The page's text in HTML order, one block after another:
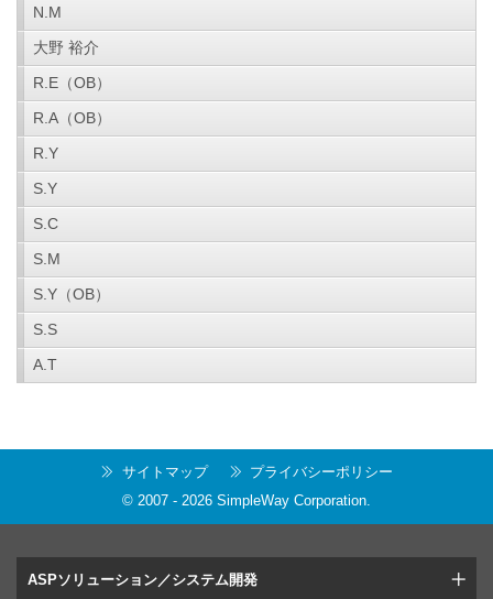
N.M
大野 裕介
R.E（OB）
R.A（OB）
R.Y
S.Y
S.C
S.M
S.Y（OB）
S.S
A.T
サイトマップ
プライバシーポリシー
© 2007 - 2026 SimpleWay Corporation
ASPソリューション／システム開発